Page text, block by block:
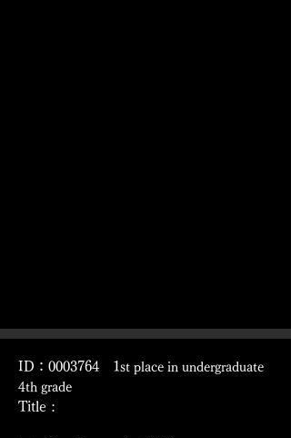
ID：0003764 1st place in undergraduate
4th grade
Title :